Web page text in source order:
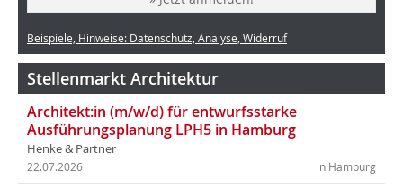
Beispiele, Hinweise: Datenschutz, Analyse, Widerruf
Stellenmarkt Architektur
Architekt:in (m/w/d) für entwurfsstarke
Ausführungsplanung LPH5 in Hamburg
Henke & Partner
in Hamburg
22.07.2026